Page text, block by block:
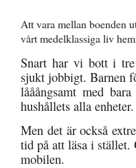
Att vara mellan boenden
vårt medelklassiga liv
Snart har vi bott i tre
sjukt jobbigt. Barnen
lååångsamt med
hushållets alla enheter.
Men det är också
tid på att läsa i
mobilen.